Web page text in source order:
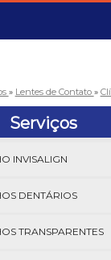
» Lentes de Contato »
Serviços
INVISALIGN
DENTÁRIOS
TRANSPARENTES